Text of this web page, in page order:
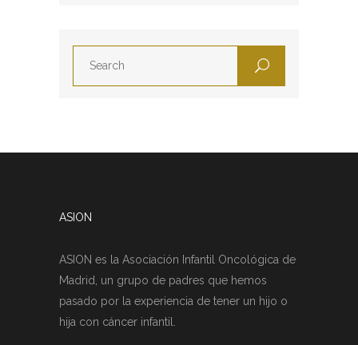
ASION
ASION es la Asociación Infantil Oncológica de
Madrid, un grupo de padres que hemos
pasado por la experiencia de tener un hijo o
hija con cáncer infantil.